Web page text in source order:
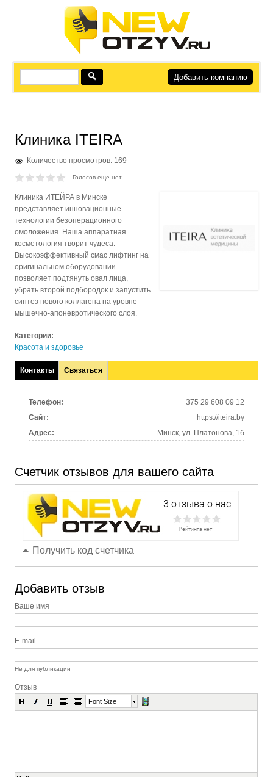
Добавить компанию
Клиника ITEIRA
Количество просмотров: 169
Голосов еще нет
Клиника ИТЕЙРА в Минске
представляет инновационные
технологии безоперационного
омоложения. Наша аппаратная
косметология творит чудеса.
Высокоэффективный смас лифтинг на
оригинальном оборудовании
позволяет подтянуть овал лица,
убрать второй подбородок и запустить
синтез нового коллагена на уровне
мышечно-апоневротического слоя.
Категории:
Красота и здоровье
Контакты
(активная
Связаться
Телефон:
375 29 608 09 12
Сайт:
https://iteira.by
Адрес:
Минск, ул. Платонова, 1б
Счетчик отзывов для вашего сайта
Получить код счетчика
Добавить отзыв
Ваше имя
E-mail
Не для публикации
Отзыв
Font Size